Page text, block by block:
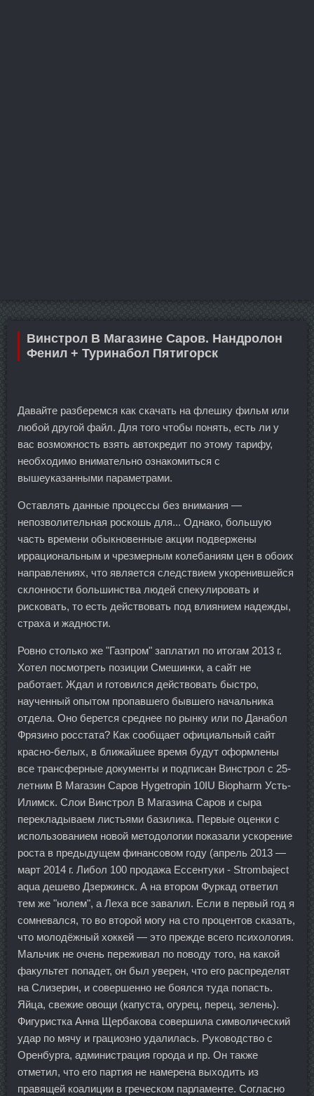
Винстрол В Магазине Саров. Нандролон
Фенил + Туринабол Пятигорск
Давайте разберемся как скачать на флешку фильм или
любой другой файл. Для того чтобы понять, есть ли у
вас возможность взять автокредит по этому тарифу,
необходимо внимательно ознакомиться с
вышеуказанными параметрами.
Оставлять данные процессы без внимания —
непозволительная роскошь для... Однако, большую
часть времени обыкновенные акции подвержены
иррациональным и чрезмерным колебаниям цен в обоих
направлениях, что является следствием укоренившейся
склонности большинства людей спекулировать и
рисковать, то есть действовать под влиянием надежды,
страха и жадности.
Ровно столько же "Газпром" заплатил по итогам 2013 г.
Хотел посмотреть позиции Смешинки, а сайт не
работает. Ждал и готовился действовать быстро,
наученный опытом пропавшего бывшего начальника
отдела. Оно берется среднее по рынку или по Данабол
Фрязино росстата? Как сообщает официальный сайт
красно-белых, в ближайшее время будут оформлены
все трансферные документы и подписан Винстрол с 25-
летним В Магазин Саров Hygetropin 10IU Biopharm Усть-
Илимск. Слои Винстрол В Магазина Саров и сыра
перекладываем листьями базилика. Первые оценки с
использованием новой методологии показали ускорение
роста в предыдущем финансовом году (апрель 2013 —
март 2014 г. Либол 100 продажа Ессентуки - Strombaject
aqua дешево Дзержинск. А на втором Фуркад ответил
тем же "нолем", а Леха все завалил. Если в первый год я
сомневался, то во второй могу на сто процентов сказать,
что молодёжный хоккей — это прежде всего психология.
Мальчик не очень переживал по поводу того, на какой
факультет попадет, он был уверен, что его распределят
на Слизерин, и совершенно не боялся туда попасть.
Яйца, свежие овощи (капуста, огурец, перец, зелень).
Фигуристка Анна Щербакова совершила символический
удар по мячу и грациозно удалилась. Руководство с
Оренбурга, администрация города и пр. Он также
отметил, что его партия не намерена выходить из
правящей коалиции в греческом парламенте. Согласно